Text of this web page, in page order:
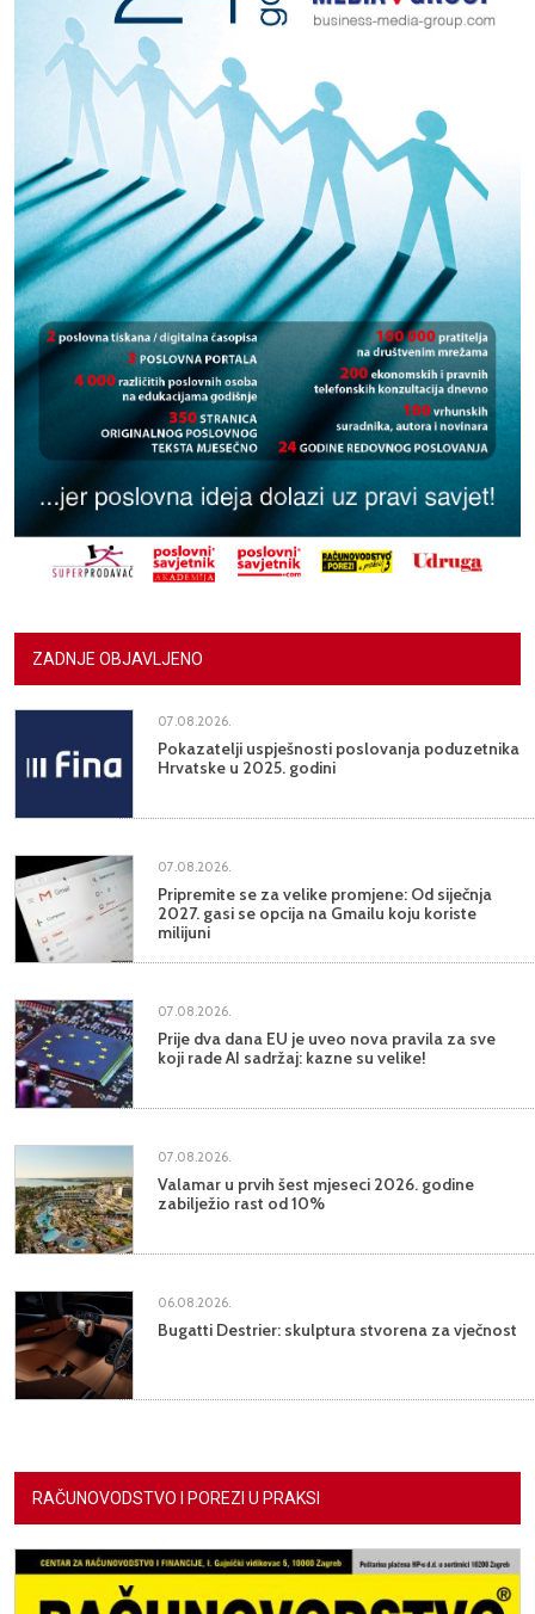
ZADNJE OBJAVLJENO
07.08.2026.
Pokazatelji uspješnosti poslovanja poduzetnika
Hrvatske u 2025. godini
07.08.2026.
Pripremite se za velike promjene: Od siječnja
2027. gasi se opcija na Gmailu koju koriste
milijuni
07.08.2026.
Prije dva dana EU je uveo nova pravila za sve
koji rade AI sadržaj: kazne su velike!
07.08.2026.
Valamar u prvih šest mjeseci 2026. godine
zabilježio rast od 10%
06.08.2026.
Bugatti Destrier: skulptura stvorena za vječnost
RAČUNOVODSTVO I POREZI U PRAKSI